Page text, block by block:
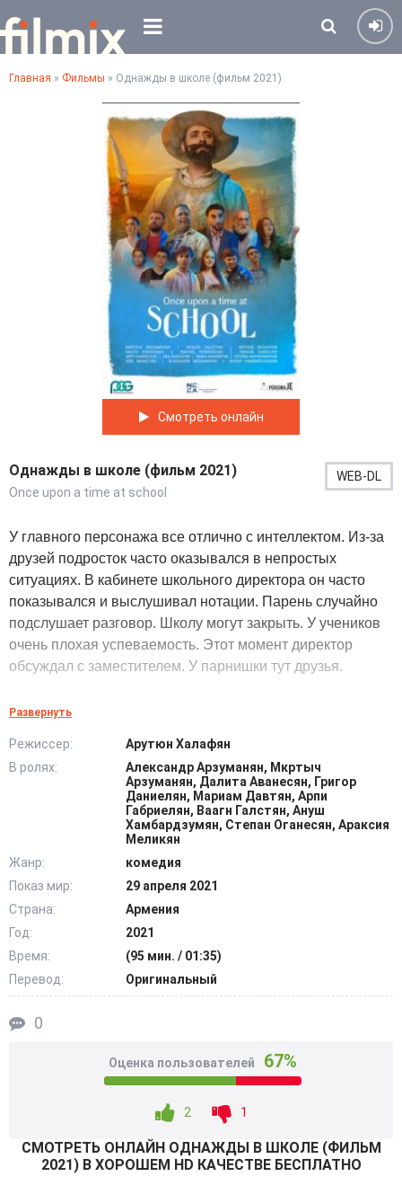
Главная » Фильмы » Однажды в школе (фильм 2021)
Смотреть онлайн
Однажды в школе (фильм 2021)
Once upon a time at school
WEB-DL
У главного персонажа все отлично с интеллектом. Из-за
друзей подросток часто оказывался в непростых
ситуациях. В кабинете школьного директора он часто
показывался и выслушивал нотации. Парень случайно
подслушает разговор. Школу могут закрыть. У учеников
очень плохая успеваемость. Этот момент директор
обсуждал с заместителем. У парнишки тут друзья.
Необходимо что-то предпринять. Мальчишка предложит
списывать и не прогуливать. Успеваемость необходимо
улучшать. Попутно коллектив учителей возьмется за
работу. Всем захочется спасти учебное заведение от
закрытия. С трудностями персонажи встречались, но
решили их совместными силами. @Filmix.fan
Развернуть
Режиссер:
Арутюн Халафян
В ролях:
Александр Арзуманян, Мкртыч
Арзуманян, Далита Аванесян, Григор
Даниелян, Мариам Давтян, Арпи
Габриелян, Ваагн Галстян, Ануш
Хамбардзумян, Степан Оганесян, Араксия
Меликян
Жанр:
комедия
Показ мир:
29 апреля 2021
Страна:
Армения
Год:
2021
Время:
(95 мин. / 01:35)
Перевод:
Оригинальный
0
Оценка пользователей 67%
2 1
СМОТРEТЬ ОНЛАЙН ОДНАЖДЫ В ШКОЛЕ (ФИЛЬМ
2021) В ХОРОШЕМ HD КАЧЕСТВЕ БЕСПЛАТНО